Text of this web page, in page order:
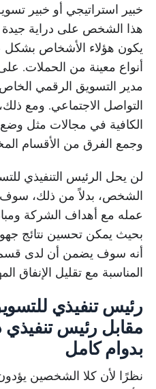
خبير استراتيجي أو خبير
هذا الشخص على دراية جيدة
يكون هؤلاء الأشخاص بشكل
أنواع معينة من الحملات.
مدير التسويق الرقمي
التواصل الاجتماعي. ومع
الكافية في مجالات مثل وضع
وجمع الفرق من الأقسام
لن يحل الرئيس التنفيذي
الشخص، بدلاً من ذلك،
عمله مع أهداف الشركة
بحيث يمكن تحسين نتائج
أنه سوف يضمن أن لدى قسم
المناسبة مع تقليل الإنفاق
رئيس تنفيذي
مقابل رئيس
بدوام كامل
نظرًا لأن كلا الشخصين